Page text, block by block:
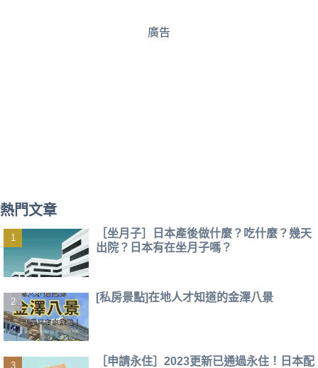
廣告
熱門文章
［坐月子］日本產後做什麼？吃什麼？幾天
出院？日本有在坐月子嗎？
[私房景點]在地人才知道的金澤八景
［申請永住］2023更新已通過永住！日本配